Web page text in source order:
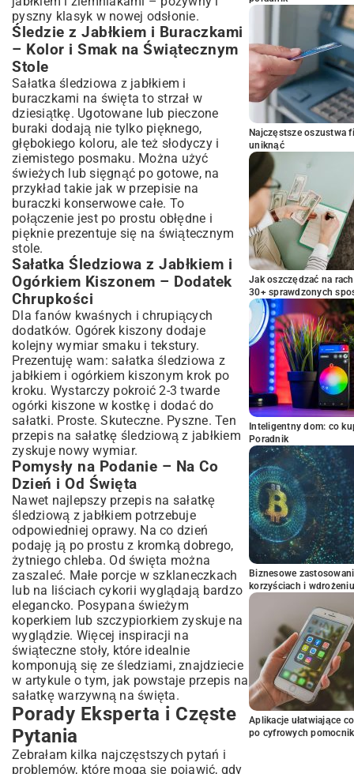
pyszny klasyk w nowej odsłonie.
Śledzie z Jabłkiem i Buraczkami
– Kolor i Smak na Świątecznym
Stole
Sałatka śledziowa z jabłkiem i
buraczkami na święta to strzał w
dziesiątkę. Ugotowane lub pieczone
buraki dodają nie tylko pięknego,
głębokiego koloru, ale też słodyczy i
ziemistego posmaku. Można użyć
świeżych lub sięgnąć po gotowe, na
przykład takie jak w przepisie na
buraczki konserwowe całe. To
połączenie jest po prostu obłędne i
pięknie prezentuje się na świątecznym
stole.
Sałatka Śledziowa z Jabłkiem i
Ogórkiem Kiszonem – Dodatek
Chrupkości
Dla fanów kwaśnych i chrupiących
dodatków. Ogórek kiszony dodaje
kolejny wymiar smaku i tekstury.
Prezentuję wam: sałatka śledziowa z
jabłkiem i ogórkiem kiszonym krok po
kroku. Wystarczy pokroić 2-3 twarde
ogórki kiszone w kostkę i dodać do
sałatki. Proste. Skuteczne. Pyszne. Ten
przepis na sałatkę śledziową z jabłkiem
zyskuje nowy wymiar.
Pomysły na Podanie – Na Co
Dzień i Od Święta
Nawet najlepszy przepis na sałatkę
śledziową z jabłkiem potrzebuje
odpowiedniej oprawy. Na co dzień
podaję ją po prostu z kromką dobrego,
żytniego chleba. Od święta można
zaszaleć. Małe porcje w szklaneczkach
lub na liściach cykorii wyglądają bardzo
elegancko. Posypana świeżym
koperkiem lub szczypiorkiem zyskuje na
wyglądzie. Więcej inspiracji na
świąteczne stoły, które idealnie
komponują się ze śledziami, znajdziecie
w artykule o tym, jak powstaje przepis na
sałatkę warzywną na święta.
Porady Eksperta i Częste
Pytania
Zebrałam kilka najczęstszych pytań i
problemów, które mogą się pojawić, gdy
Najczęstsze oszustwa
uniknąć
Jak oszczędzać na
30+ sprawdzonych
Inteligentny dom: co
Poradnik
Biznesowe
korzyściach i wdrożeniu
Aplikacje ułatwiające
po cyfrowych